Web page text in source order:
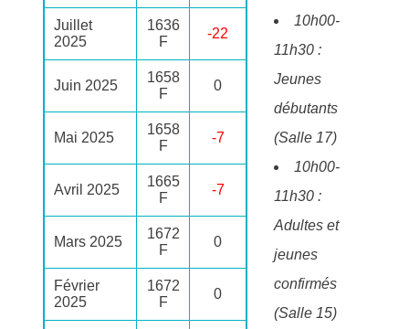
Juillet
2025
1636
F
-22
Juin 2025
1658
F
0
Mai 2025
1658
F
-7
Avril 2025
1665
F
-7
Mars 2025
1672
F
0
Février
2025
1672
F
0
10h00-
11h30 :
Jeunes
débutants
(Salle 17)
10h00-
11h30 :
Adultes et
jeunes
confirmés
(Salle 15)